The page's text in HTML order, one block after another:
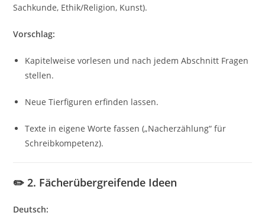
Sachkunde, Ethik/Religion, Kunst).
Vorschlag:
Kapitelweise vorlesen und nach jedem Abschnitt Fragen
stellen.
Neue Tierfiguren erfinden lassen.
Texte in eigene Worte fassen („Nacherzählung“ für
Schreibkompetenz).
✏️ 2. Fächerübergreifende Ideen
Deutsch: